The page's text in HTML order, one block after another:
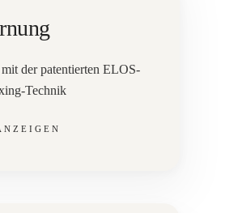
der patentierten ELOS-
Technik